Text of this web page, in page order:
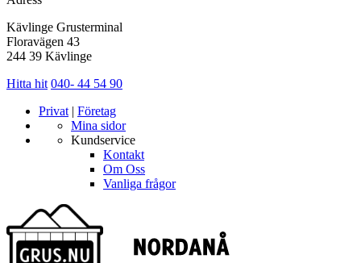
Kävlinge Grusterminal
Floravägen 43
244 39 Kävlinge
Hitta hit 040- 44 54 90
Privat | Företag
Mina sidor
Kundservice
Kontakt
Om Oss
Vanliga frågor